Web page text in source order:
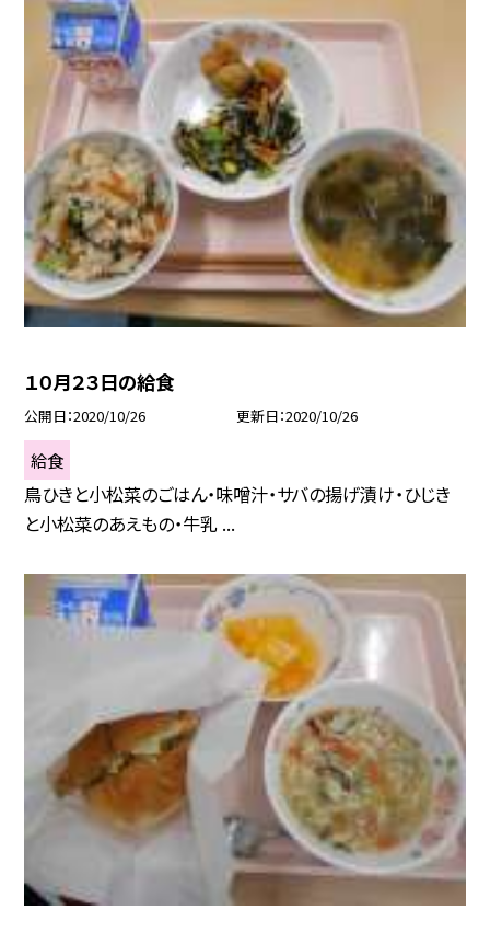
１０月２３日の給食
公開日 2020/10/26 更新日 2020/10/26
給食
鳥ひきと小松菜のごはん・味噌汁・サバの揚げ漬け・ひじき
と小松菜のあえもの・牛乳 ...